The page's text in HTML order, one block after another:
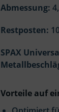
Abmessung:
Restposten:
SPAX
Vorteile auf